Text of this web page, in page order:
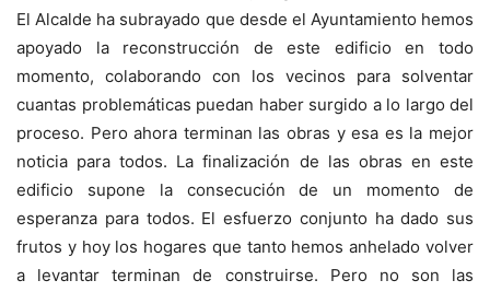
El Alcalde ha subrayado que desde el Ayuntamiento hemos
apoyado la reconstrucción de este edificio en todo
momento, colaborando con los vecinos para solventar
cuantas problemáticas puedan haber surgido a lo largo del
proceso. Pero ahora terminan las obras y esa es la mejor
noticia para todos. La finalización de las obras en este
edificio supone la consecución de un momento de
esperanza para todos. El esfuerzo conjunto ha dado sus
frutos y hoy los hogares que tanto hemos anhelado volver
a levantar terminan de construirse. Pero no son las